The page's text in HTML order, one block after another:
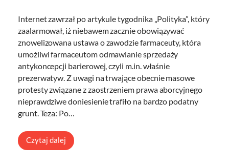
Internet zawrzał po artykule tygodnika „Polityka”, który
zaalarmował, iż niebawem zacznie obowiązywać
znowelizowana ustawa o zawodzie farmaceuty, która
umożliwi farmaceutom odmawianie sprzedaży
antykoncepcji barierowej, czyli m.in. właśnie
prezerwatyw. Z uwagi na trwające obecnie masowe
protesty związane z zaostrzeniem prawa aborcyjnego
nieprawdziwe doniesienie trafiło na bardzo podatny
grunt. Teza: Po…
Czytaj dalej